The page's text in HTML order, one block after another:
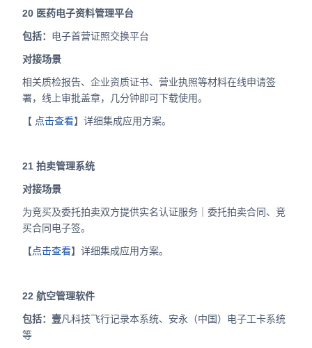
20 医药电子资料管理平台
包括： 电子首营证照交换平台
对接场景
相关质检报告、企业资质证书、营业执照等材料在线申请签
署，线上审批盖章，几分钟即可下载使用。
【 点击查看】详细集成应用方案。
21 拍卖管理系统
对接场景
为竞买及委托拍卖双方提供实名认证服务｜委托拍卖合同、竞
买合同电子签。
【点击查看】详细集成应用方案。
22 航空管理软件
包括：壹凡科技飞行记录本系统、安永（中国）电子工卡系统
等